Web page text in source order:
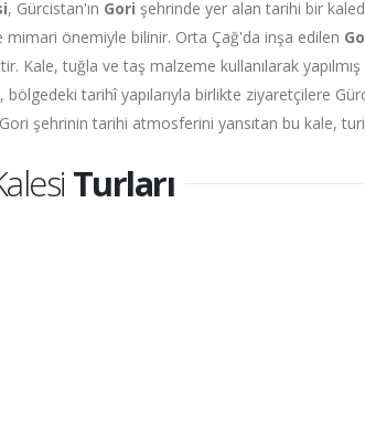
, Gürcistan'ın Gori şehrinde yer alan tarihi bir
mimari önemiyle bilinir. Orta Çağ'da inşa edilen
Kale, tuğla ve taş malzeme kullanılarak
bölgedeki tarihî yapılarıyla birlikte ziyaretçilere
şehrinin tarihi atmosferini yansıtan bu kale,
Turları